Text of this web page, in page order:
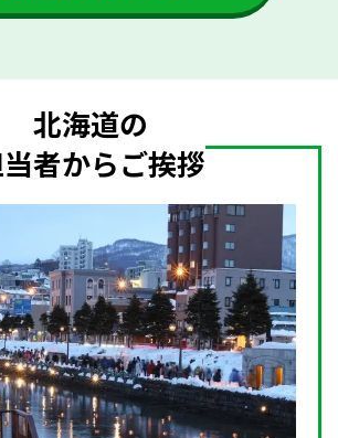
北海道の
者からご挨拶